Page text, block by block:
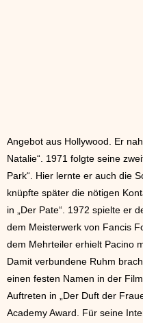
Angebot aus Hollywood. Er
Natalie“. 1971 folgte seine
Park“. Hier lernte er auch die
knüpfte später die nötigen
in „Der Pate“. 1972 spielte er
dem Meisterwerk von Fancis
dem Mehrteiler erhielt Pacino
Damit verbundene Ruhm
einen festen Namen in der
Auftreten in „Der Duft der
Academy Award. Für seine